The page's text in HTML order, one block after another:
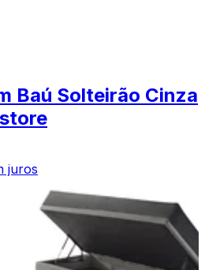
Baú Solteirão Cinza
juros